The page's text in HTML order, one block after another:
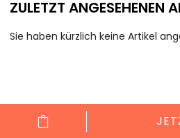
Die
der
ZULETZT ANGESEHENEN
Sie haben kürzlich keine Artikel
Cookie Consent mit Real Cookie